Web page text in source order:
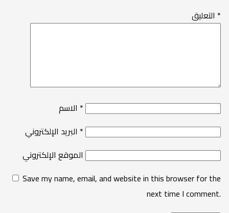
*
*
*
الموقع الإلكتروني
Save my name, email, and website in this browser for the
next time I comment.